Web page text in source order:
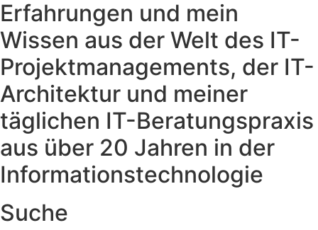
Erfahrungen und mein
Wissen aus der Welt des IT-
Projektmanagements, der IT-
Architektur und meiner
täglichen IT-Beratungspraxis
aus über 20 Jahren in der
Informationstechnologie
Suche